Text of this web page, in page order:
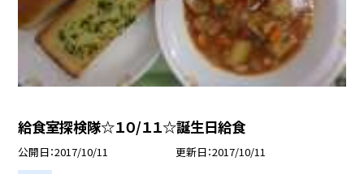
給食室探検隊☆１０/１１☆誕生日給食
公開日 2017/10/11 更新日 2017/10/11